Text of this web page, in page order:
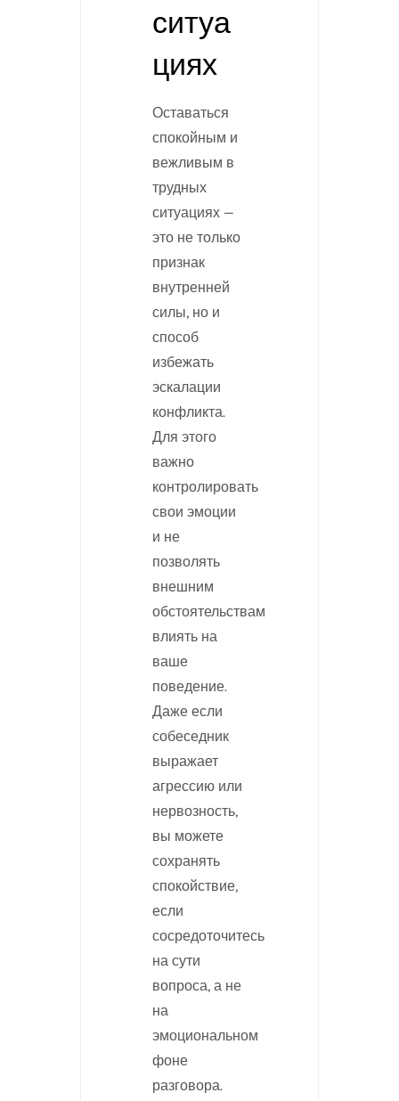
ситуа
циях
Оставаться
спокойным и
вежливым в
трудных
ситуациях —
это не только
признак
внутренней
силы, но и
способ
избежать
эскалации
конфликта.
Для этого
важно
контролировать
свои эмоции
и не
позволять
внешним
обстоятельствам
влиять на
ваше
поведение.
Даже если
собеседник
выражает
агрессию или
нервозность,
вы можете
сохранять
спокойствие,
если
сосредоточитесь
на сути
вопроса, а не
на
эмоциональном
фоне
разговора.